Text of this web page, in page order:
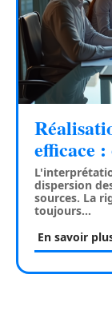
efficace :
dispersion
sources. La
toujours…
En savoir